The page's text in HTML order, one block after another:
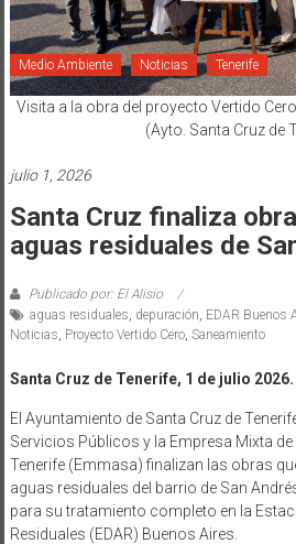
Medio Ambiente Noticias Tenerife
Visita a la obra del proyecto Vertido
(Ayto. Santa Cruz de
julio 1, 2026
Santa Cruz finaliza
aguas residuales de
Publicado por: El Alisio
aguas residuales depuración EDAR Buenos
Noticias Proyecto Vertido Cero, Saneamiento
Santa Cruz de Tenerife, 1 de julio 2026.
El Ayuntamiento de Santa Cruz de
Servicios Públicos y la Empresa Mixta
Tenerife (Emmasa) finalizan las obras
aguas residuales del barrio de San
para su tratamiento completo en la
Residuales (EDAR) Buenos Aires.